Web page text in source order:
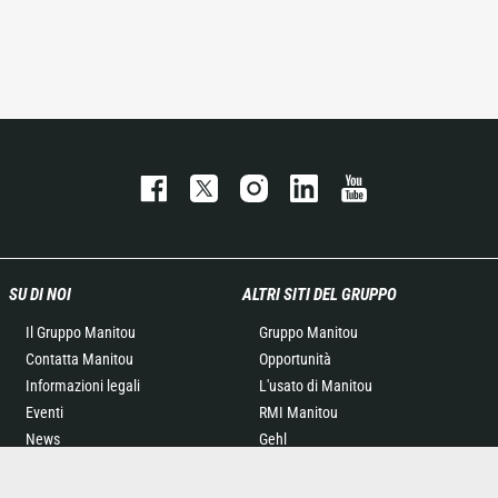
SU DI NOI
Il Gruppo Manitou
Contatta Manitou
Informazioni legali
Eventi
News
ALTRI SITI DEL GRUPPO
Gruppo Manitou
Opportunità
L'usato di Manitou
RMI Manitou
Gehl